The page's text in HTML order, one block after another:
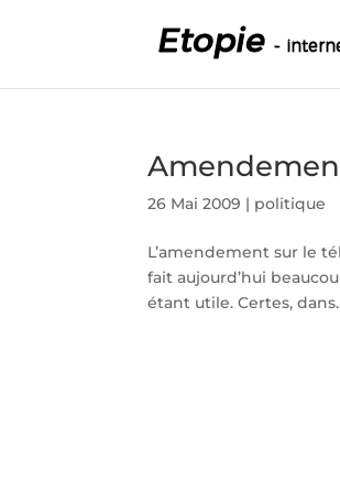
26 Mai 2009 | politique
L’amendement sur le
fait aujourd’hui
étant utile. Certes,